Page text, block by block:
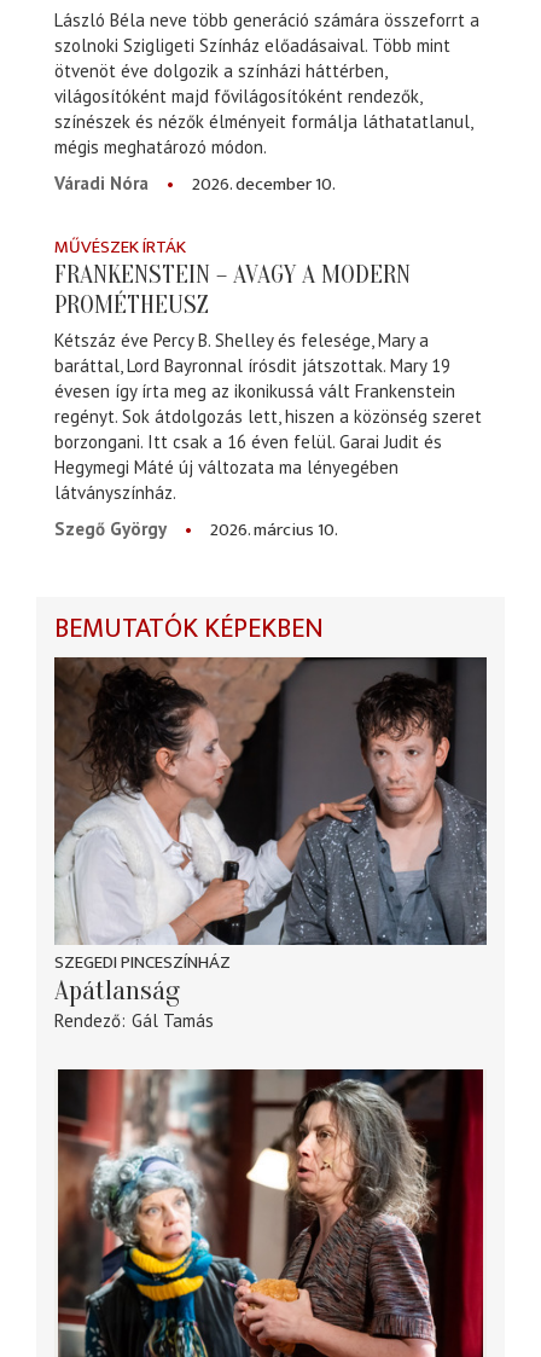
László Béla neve több generáció számára összeforrt a
szolnoki Szigligeti Színház előadásaival. Több mint
ötvenöt éve dolgozik a színházi háttérben,
világosítóként majd fővilágosítóként rendezők,
színészek és nézők élményeit formálja láthatatlanul,
mégis meghatározó módon.
Váradi Nóra
2026. december 10.
MŰVÉSZEK ÍRTÁK
FRANKENSTEIN – AVAGY A MODERN
PROMÉTHEUSZ
Kétszáz éve Percy B. Shelley és felesége, Mary a
baráttal, Lord Bayronnal írósdit játszottak. Mary 19
évesen így írta meg az ikonikussá vált Frankenstein
regényt. Sok átdolgozás lett, hiszen a közönség szeret
borzongani. Itt csak a 16 éven felül. Garai Judit és
Hegymegi Máté új változata ma lényegében
látványszínház.
Szegő György
2026. március 10.
BEMUTATÓK KÉPEKBEN
SZEGEDI PINCESZÍNHÁZ
Apátlanság
Rendező Gál Tamás